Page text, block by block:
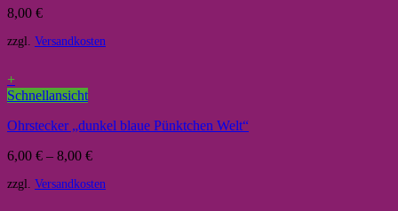
8,00 €
zzgl. Versandkosten
+
Schnellansicht
Ohrstecker „dunkel blaue Pünktchen Welt“
6,00 € – 8,00 €
zzgl. Versandkosten